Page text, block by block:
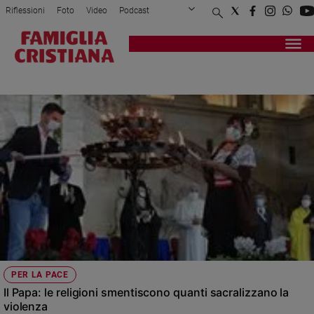
Attualità
Mondo
Economia
Legalità
giustizia
Interviste
Papa
Papa
Riflessioni Foto Video Podcast
Privacy Policy Chi siamo
Registrati Redazione
PER LA PACE
Il Papa: le religioni smentiscono quanti sacralizzano la
violenza